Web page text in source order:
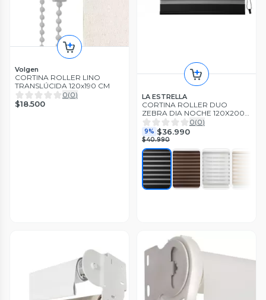
Volgen
CORTINA ROLLER LINO
TRANSLÚCIDA 120x190 CM
0(0)
$18.500
LA ESTRELLA
CORTINA ROLLER DUO
ZEBRA DIA NOCHE 120X200
CM TF
0(0)
9% $36.990
$40.990